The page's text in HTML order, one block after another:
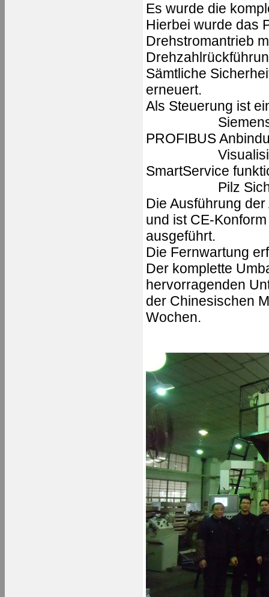
Es wurde die
Hierbei wurde das
Drehstromantrieb
Sämtliche
erneuert.
Als Steuerung ist
Siemens S7-
PROFIBUS
Visualisierung
SmartService
Pilz
Die Ausführung
und ist CE-Konform
ausgeführt.
Die Fernwartung
Der komplette
hervorragenden
der Chinesischen
Wochen.